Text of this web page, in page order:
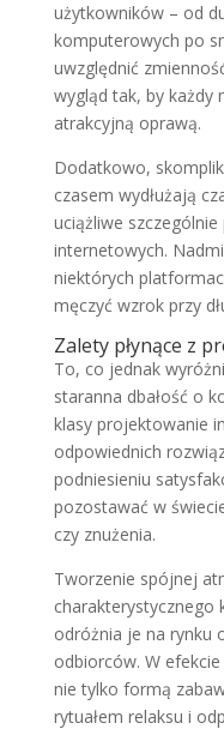
użytkowników – od
komputerowych po
uwzględnić
wygląd tak, by każdy
atrakcyjną oprawą.
Dodatkowo,
czasem wydłużają
uciążliwe szczególnie
internetowych.
niektórych
męczyć wzrok przy
Zalety płynące z
To, co jednak
staranna dbałość o
klasy projektowanie
odpowiednich
podniesieniu
pozostawać w
czy znużenia.
Tworzenie spójnej
charakterystycznego
odróżnia je na rynku
odbiorców. W
nie tylko formą
rytuałem relaksu i